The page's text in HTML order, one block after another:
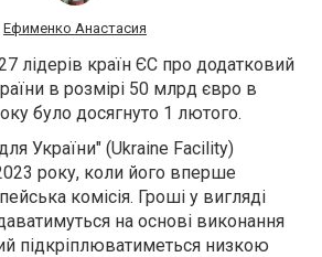
Ефименко Анастасия
лідерів країн ЄС про додатковий
в розмірі 50 млрд євро в
було досягнуто 1 лютого.
України" (Ukraine Facility)
року, коли його вперше
комісія. Гроші у вигляді
на основі виконання
підкріплюватиметься низкою